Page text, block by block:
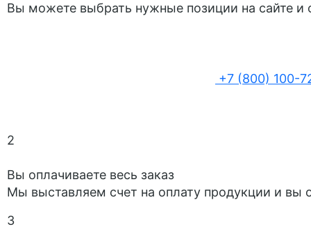
Вы можете выбрать нужные позиции на сайте и
+7 (800) 100-
2
Вы оплачиваете весь заказ
Мы выставляем счет на оплату продукции и вы
3